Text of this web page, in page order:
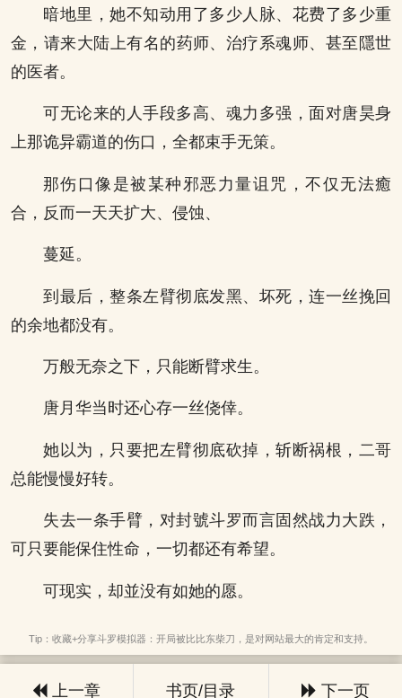
暗地里，她不知动用了多少人脉、花费了多少重
金，请来大陆上有名的药师、治疗系魂师、甚至隱世
的医者。
可无论来的人手段多高、魂力多强，面对唐昊身
上那诡异霸道的伤口，全都束手无策。
那伤口像是被某种邪恶力量诅咒，不仅无法癒
合，反而一天天扩大、侵蚀、
蔓延。
到最后，整条左臂彻底发黑、坏死，连一丝挽回
的余地都没有。
万般无奈之下，只能断臂求生。
唐月华当时还心存一丝侥倖。
她以为，只要把左臂彻底砍掉，斩断祸根，二哥
总能慢慢好转。
失去一条手臂，对封號斗罗而言固然战力大跌，
可只要能保住性命，一切都还有希望。
可现实，却並没有如她的愿。
Tip：收藏+分享斗罗模拟器：开局被比比东柴刀，是对网站最大的肯定和支持。
上一章 书页/目录 下一页